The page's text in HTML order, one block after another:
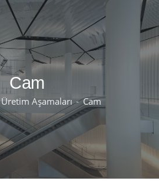
Cam
Üretim Aşamaları Cam